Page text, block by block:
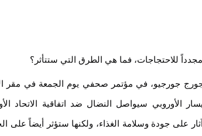
للاحتجاجات، فما هي الطرق التي ستتأثر؟
جورجيو، في مؤتمر صحفي يوم الجمعة في مقر
الأوروبي سيواصل النضال ضد اتفاقية الاتحاد
على جودة وسلامة الغذاء، ولكنها ستؤثر أيضاً على